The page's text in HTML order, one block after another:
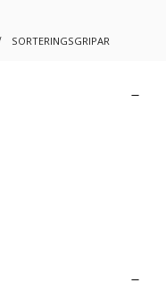
SORTERINGSGRIPAR